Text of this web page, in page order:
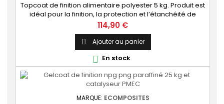
Topcoat de finition alimentaire polyester 5 kg. Produit est
idéal pour la finition, la protection et l’étanchéité de
surfaces alimentaires. 🔝 [Contact alimentaire]
Protection aux propriétés alimentaires homologuées,
robuste contre les produits chimiques, les Uvs, et
l'humidité. ⚙️ [Facile à utiliser] Application simple avec un
rouleau enducteur, un...
Prix
114,90 €
 Ajouter au panier
 En stock
MARQUE: ECOMPOSITES